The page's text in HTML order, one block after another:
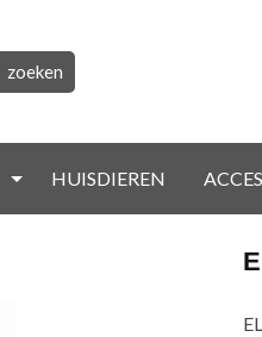
zoeken
HUISDIEREN